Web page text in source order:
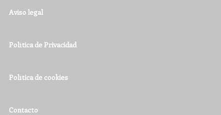
Aviso legal
Política de Privacidad
Política de cookies
Contacto